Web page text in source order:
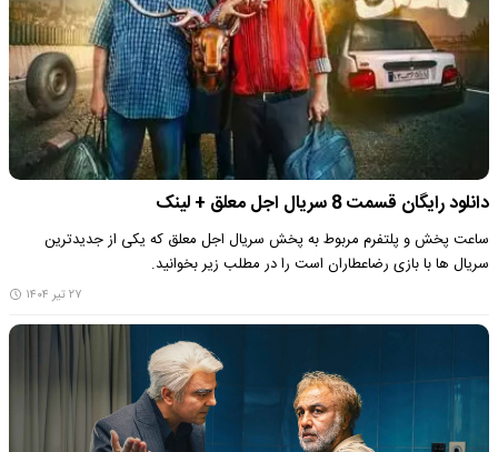
دانلود رایگان قسمت 8 سریال اجل معلق + لینک
ساعت پخش و پلتفرم مربوط به پخش سریال اجل معلق که یکی از جدیدترین
سریال ها با بازی رضاعطاران است را در مطلب زیر بخوانید.
۲۷ تیر ۱۴۰۴